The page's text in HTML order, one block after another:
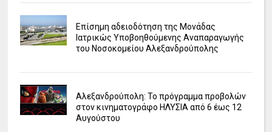
Επίσημη αδειοδότηση της Μονάδας
Ιατρικώς Υποβοηθούμενης Αναπαραγωγής
του Νοσοκομείου Αλεξανδρούπολης
Αλεξανδρούπολη: Το πρόγραμμα προβολών
στον κινηματογράφο ΗΛΥΣΙΑ από 6 έως 12
Αυγούστου